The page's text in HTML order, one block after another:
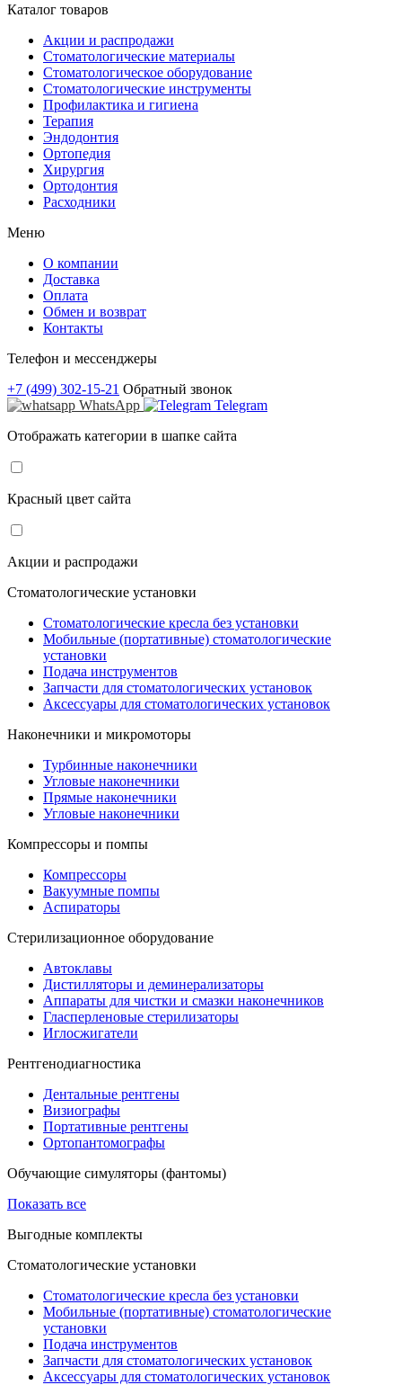
Каталог товаров
Акции и распродажи
Стоматологические материалы
Стоматологическое оборудование
Стоматологические инструменты
Профилактика и гигиена
Терапия
Эндодонтия
Ортопедия
Хирургия
Ортодонтия
Расходники
Меню
О компании
Доставка
Оплата
Обмен и возврат
Контакты
Телефон и мессенджеры
+7 (499) 302-15-21 Обратный звонок
WhatsApp
Telegram
Отображать категории в шапке сайта
Красный цвет сайта
Акции и распродажи
Стоматологические установки
Стоматологические кресла без установки
Мобильные (портативные) стоматологические
установки
Подача инструментов
Запчасти для стоматологических установок
Аксессуары для стоматологических установок
Наконечники и микромоторы
Турбинные наконечники
Угловые наконечники
Прямые наконечники
Угловые наконечники
Компрессоры и помпы
Компрессоры
Вакуумные помпы
Аспираторы
Стерилизационное оборудование
Автоклавы
Дистилляторы и деминерализаторы
Аппараты для чистки и смазки наконечников
Гласперленовые стерилизаторы
Иглосжигатели
Рентгенодиагностика
Дентальные рентгены
Визиографы
Портативные рентгены
Ортопантомографы
Обучающие симуляторы (фантомы)
Показать все
Выгодные комплекты
Стоматологические установки
Стоматологические кресла без установки
Мобильные (портативные) стоматологические
установки
Подача инструментов
Запчасти для стоматологических установок
Аксессуары для стоматологических установок